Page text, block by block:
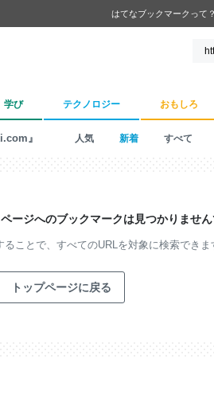
はてなブックマークって？
学び テクノロジー おもしろ
』 人気 新着 すべて
ージへのブックマークは見つかりませ
ことで、 すべてのURLを対象に検索できま
トップページに戻る